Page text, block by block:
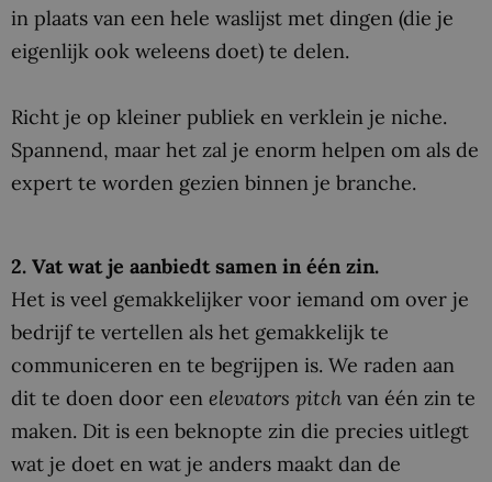
in plaats van een hele waslijst met dingen (die je
eigenlijk ook weleens doet) te delen.
Richt je op kleiner publiek en verklein je niche.
Spannend, maar het zal je enorm helpen om als de
expert te worden gezien binnen je branche.
2. Vat wat je aanbiedt samen in één zin.
Het is veel gemakkelijker voor iemand om over je
bedrijf te vertellen als het gemakkelijk te
communiceren en te begrijpen is. We raden aan
dit te doen door een elevators pitch van één zin te
maken. Dit is een beknopte zin die precies uitlegt
wat je doet en wat je anders maakt dan de